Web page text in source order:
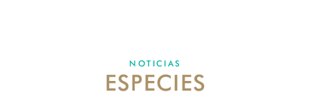
EJES ESTRATÉGICOS
NOTICIAS
ESPECIES